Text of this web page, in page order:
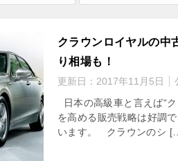
クラウンロイヤルの中
り相場も！
更新日： 2017年11月5日
日本の高級車と言えば“
を高める販売戦略は好調
います。 クラウンのシ